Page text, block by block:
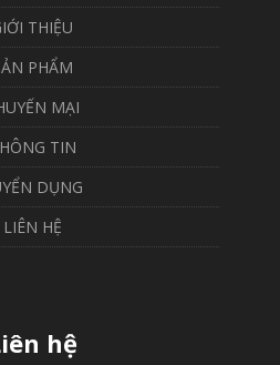
THIỆU
PHẨM
MẠI
TIN
DỤNG
LIÊN HỆ
hệ